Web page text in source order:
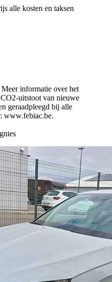
alle kosten en taksen
Meer informatie over het
uitstoot van nieuwe
geraadpleegd bij alle
www.febiac.be.